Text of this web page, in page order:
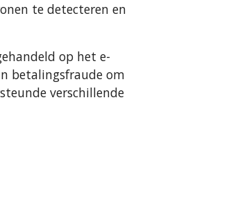
te detecteren en
op het e-
betalingsfraude om
verschillende